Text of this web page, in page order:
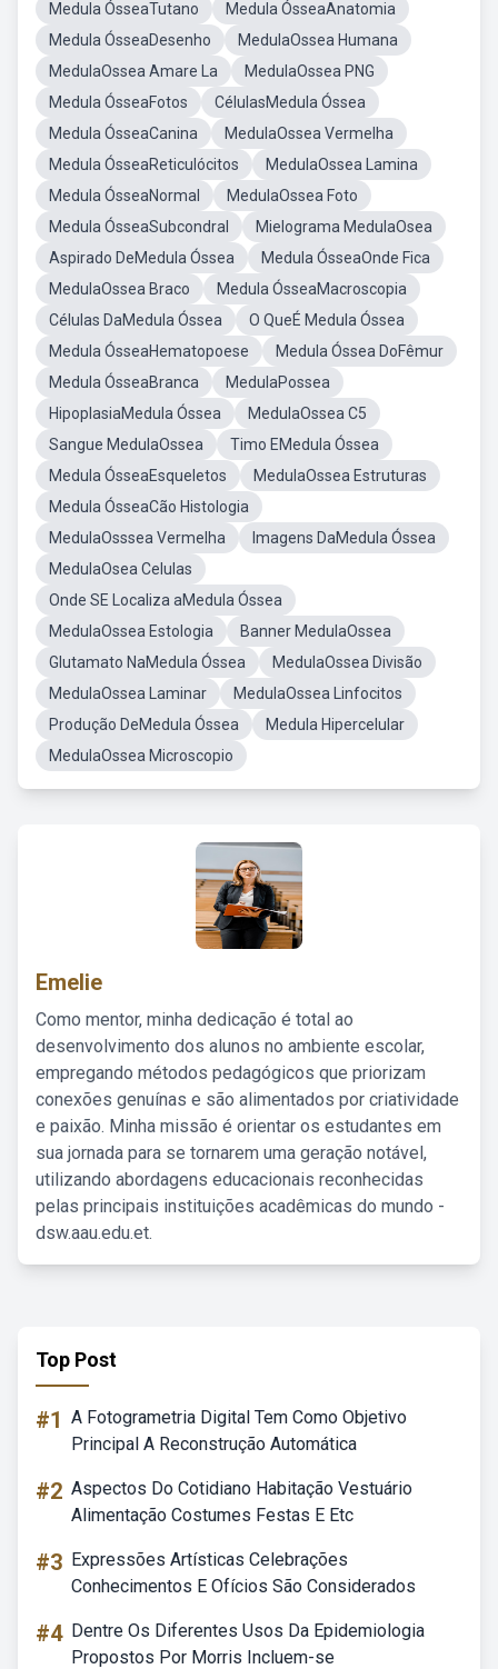
Medula ÓsseaTutano
Medula ÓsseaAnatomia
Medula ÓsseaDesenho
MedulaOssea Humana
MedulaOssea Amare La
MedulaOssea PNG
Medula ÓsseaFotos
CélulasMedula Óssea
Medula ÓsseaCanina
MedulaOssea Vermelha
Medula ÓsseaReticulócitos
MedulaOssea Lamina
Medula ÓsseaNormal
MedulaOssea Foto
Medula ÓsseaSubcondral
Mielograma MedulaOsea
Aspirado DeMedula Óssea
Medula ÓsseaOnde Fica
MedulaOssea Braco
Medula ÓsseaMacroscopia
Células DaMedula Óssea
O QueÉ Medula Óssea
Medula ÓsseaHematopoese
Medula Óssea DoFêmur
Medula ÓsseaBranca
MedulaPossea
HipoplasiaMedula Óssea
MedulaOssea C5
Sangue MedulaOssea
Timo EMedula Óssea
Medula ÓsseaEsqueletos
MedulaOssea Estruturas
Medula ÓsseaCão Histologia
MedulaOsssea Vermelha
Imagens DaMedula Óssea
MedulaOsea Celulas
Onde SE Localiza aMedula Óssea
MedulaOssea Estologia
Banner MedulaOssea
Glutamato NaMedula Óssea
MedulaOssea Divisão
MedulaOssea Laminar
MedulaOssea Linfocitos
Produção DeMedula Óssea
Medula Hipercelular
MedulaOssea Microscopio
Emelie
Como mentor, minha dedicação é total ao
desenvolvimento dos alunos no ambiente escolar,
empregando métodos pedagógicos que priorizam
conexões genuínas e são alimentados por criatividade
e paixão. Minha missão é orientar os estudantes em
sua jornada para se tornarem uma geração notável,
utilizando abordagens educacionais reconhecidas
pelas principais instituições acadêmicas do mundo -
dsw.aau.edu.et.
Top Post
#1 A Fotogrametria Digital Tem Como Objetivo
Principal A Reconstrução Automática
#2 Aspectos Do Cotidiano Habitação Vestuário
Alimentação Costumes Festas E Etc
#3 Expressões Artísticas Celebrações
Conhecimentos E Ofícios São Considerados
#4 Dentre Os Diferentes Usos Da Epidemiologia
Propostos Por Morris Incluem-se